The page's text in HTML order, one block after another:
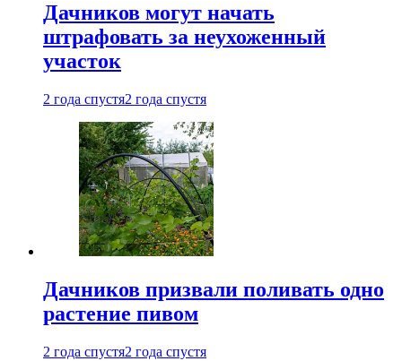
Дачников могут начать
штрафовать за неухоженный
участок
2 года спустя2 года спустя
Дачников призвали поливать одно
растение пивом
2 года спустя2 года спустя